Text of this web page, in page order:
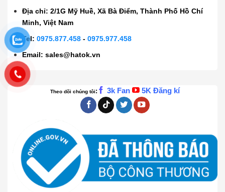
Địa chỉ: 2/1G Mỹ Huề, Xã Bà Điểm, Thành Phố Hồ Chí
Minh, Việt Nam
Tel:0975.877.458 -0975.977.458
Email:sales@hatok.vn
Theo dõi chúng tôi: 3k Fan 5K Đăng kí